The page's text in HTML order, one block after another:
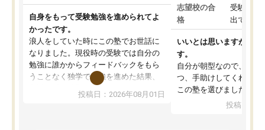
自身をもって受験勉強を進められてよ
かったです。
浪人をしていた時にこの塾でお世話に
なりました。現役時の受験では自分の
勉強に誰かからフィードバックをもら
うことなく独学で勉強を進めた結果、
入試本番に地歴の学習が間に合わず不
合格となってしまいました。その経験
投稿日：2026年08月01日
志望校の合
格
受験して
出ていな
いいとは思いますが、料
す。
自分が朝型なので、自習
つ、手助けしてくれる設
この塾を選びました。
投稿日：